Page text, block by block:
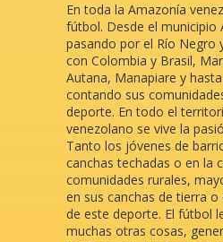
En toda la Amazonía
fútbol. Desde el municipio
pasando por el Río Negro
con Colombia y Brasil,
Autana, Manapiare y
contando sus
deporte. En todo el
venezolano se vive la
Tanto los jóvenes de
canchas techadas o en la
comunidades rurales,
en sus canchas de tierra
de este deporte. El fútbol
muchas otras cosas,